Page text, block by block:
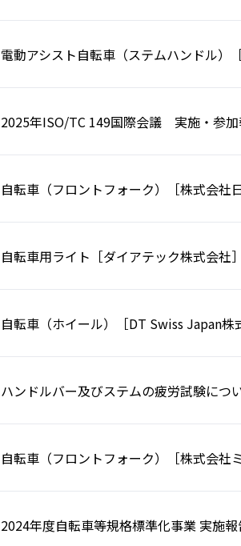
電動アシスト自転車（ステムハンドル）
2025年ISO/TC 149国際会議 実施・参加
自転車（フロントフォーク）［株式会社
自転車用ライト［ダイアテック株式会社
自転車（ホイール）［DT Swiss Japan株
ハンドルバー及びステムの疲労試験につ
自転車（フロントフォーク）［株式会社
2024年度自転車等規格標準化事業 実施報